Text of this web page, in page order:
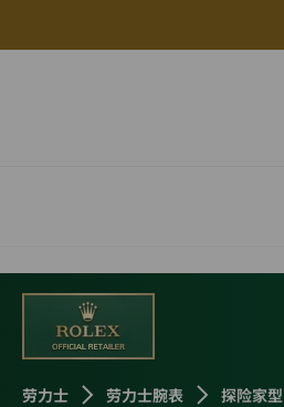
劳力士 劳力士腕表 探险家型